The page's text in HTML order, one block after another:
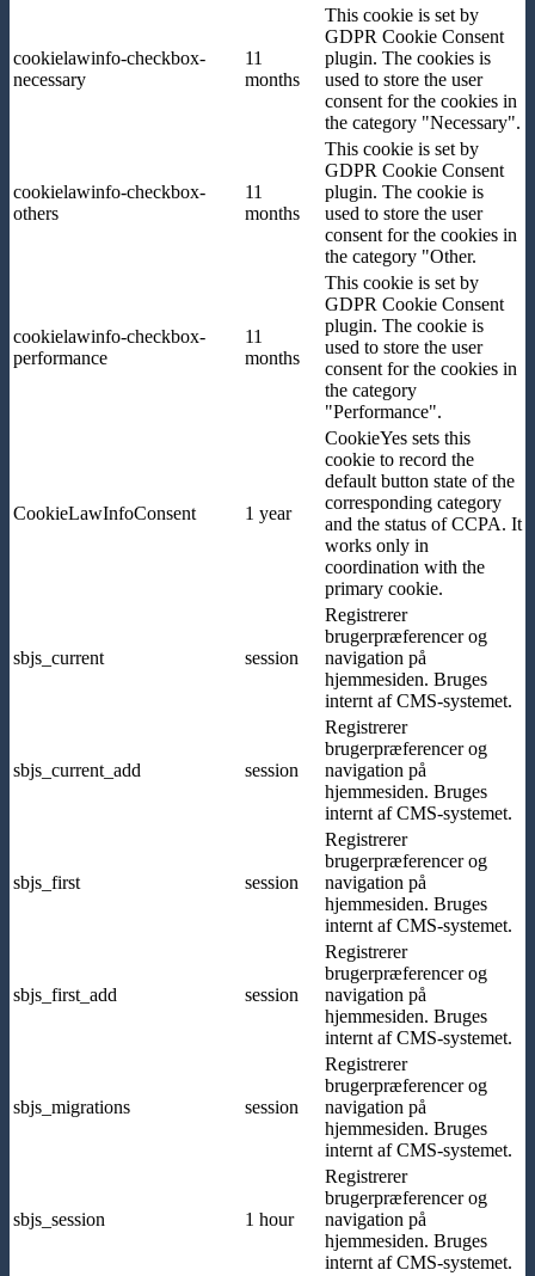
cookielawinfo-checkbox-
necessary
11
months
This cookie is set by
GDPR Cookie Consent
plugin. The cookies is
used to store the user
consent for the cookies in
the category "Necessary".
cookielawinfo-checkbox-
others
11
months
This cookie is set by
GDPR Cookie Consent
plugin. The cookie is
used to store the user
consent for the cookies in
the category "Other.
cookielawinfo-checkbox-
performance
11
months
This cookie is set by
GDPR Cookie Consent
plugin. The cookie is
used to store the user
consent for the cookies in
the category
"Performance".
CookieLawInfoConsent 1 year
CookieYes sets this
cookie to record the
default button state of the
corresponding category
and the status of CCPA. It
works only in
coordination with the
primary cookie.
sbjs_current session
Registrerer
brugerpræferencer og
navigation på
hjemmesiden. Bruges
internt af CMS-systemet.
sbjs_current_add session
Registrerer
brugerpræferencer og
navigation på
hjemmesiden. Bruges
internt af CMS-systemet.
sbjs_first session
Registrerer
brugerpræferencer og
navigation på
hjemmesiden. Bruges
internt af CMS-systemet.
sbjs_first_add session
Registrerer
brugerpræferencer og
navigation på
hjemmesiden. Bruges
internt af CMS-systemet.
sbjs_migrations session
Registrerer
brugerpræferencer og
navigation på
hjemmesiden. Bruges
internt af CMS-systemet.
sbjs_session 1 hour
Registrerer
brugerpræferencer og
navigation på
hjemmesiden. Bruges
internt af CMS-systemet.